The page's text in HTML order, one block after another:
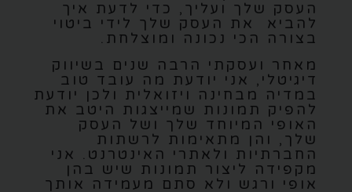
העסק שלך ועליך, כדי לדעת איך
להביא את העסק שלך לידי ביטוי
בצורה הכי נכונה ומוצלחת.
מאחר ועסקתי הרבה שנים בשיווק
דיגיטלי, אני יודעת מה עובד טוב
במדיה מבחינה ויזואלית ולכן יודעת
להפיק תמונות שמייצגות היטב את
האופי המיוחד שלך ושל העסק
שלך, והן מתאימות לרשתות
החברתיות ולאתרי האינטרנט. אני
מקפידה ליצור תמונות שיש בהן
אופי ורגש ולא סתם מעמידה אותך